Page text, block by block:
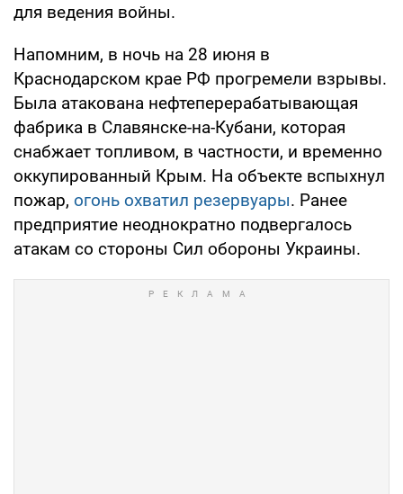
для ведения войны.
Напомним, в ночь на 28 июня в
Краснодарском крае РФ прогремели взрывы.
Была атакована нефтеперерабатывающая
фабрика в Славянске-на-Кубани, которая
снабжает топливом, в частности, и временно
оккупированный Крым. На объекте вспыхнул
пожар, огонь охватил резервуары. Ранее
предприятие неоднократно подвергалось
атакам со стороны Сил обороны Украины.